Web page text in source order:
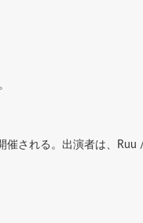
催される。出演者は、